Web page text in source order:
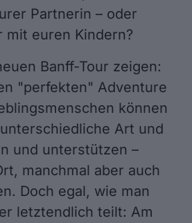
Partnerin – oder
mit euren Kindern?
Banff-Tour zeigen:
"perfekten" Adventure
können
Art und
und unterstützen –
manchmal aber auch
Doch egal, wie man
letztendlich teilt: Am